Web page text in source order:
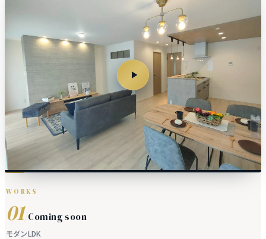
WORKS
01/Coming soon
モダンLDK